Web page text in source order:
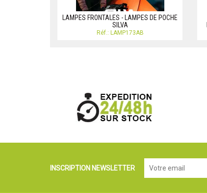
LAMPES FRONTALES - LAMPES DE POCHE
SILVA
Réf.: LAMP173AB
INSCRIPTION NEWSLETTER